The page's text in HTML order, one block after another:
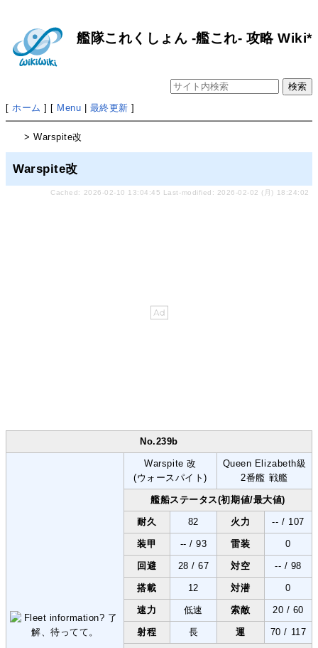
艦隊これくしょん -艦これ- 攻略 Wiki*
[ホーム ] [ Menu 最終更新 ]
> Warspite改
Warspite改
Cached: 2026-02-10 13:04:45 Last-modified: 2026-02-02 (月) 18:24:02
No.239b
Warspite 改
(ウォースパイト)
Queen Elizabeth級
2番艦 戦艦
艦船ステータス(初期値/最大値)
耐久 82 火力 -- / 107
装甲 -- / 93 雷装 0
回避 28 / 67 対空 -- / 98
搭載 12 対潜 0
速力 低速 索敵 20 / 60
射程 長 運 70 / 117